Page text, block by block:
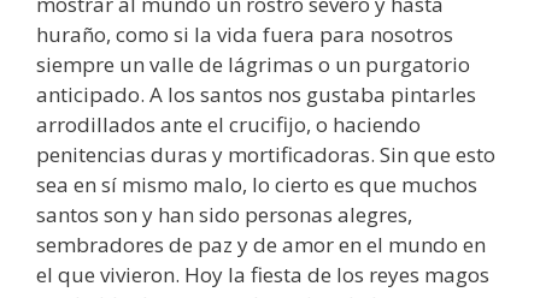
huraño, como si la vida fuera para nosotros
siempre un valle de lágrimas o un purgatorio
anticipado. A los santos nos gustaba pintarles
arrodillados ante el crucifijo, o haciendo
penitencias duras y mortificadoras. Sin que esto
sea en sí mismo malo, lo cierto es que muchos
santos son y han sido personas alegres,
sembradores de paz y de amor en el mundo en
el que vivieron. Hoy la fiesta de los reyes magos